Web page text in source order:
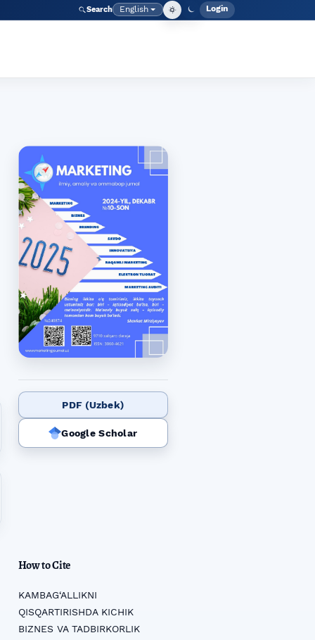
Search Language
English Admin
Login
PDF (Uzbek)
Google Scholar
How to Cite
KAMBAG‘ALLIKNI
QISQARTIRISHDA KICHIK
BIZNES VA TADBIRKORLIK